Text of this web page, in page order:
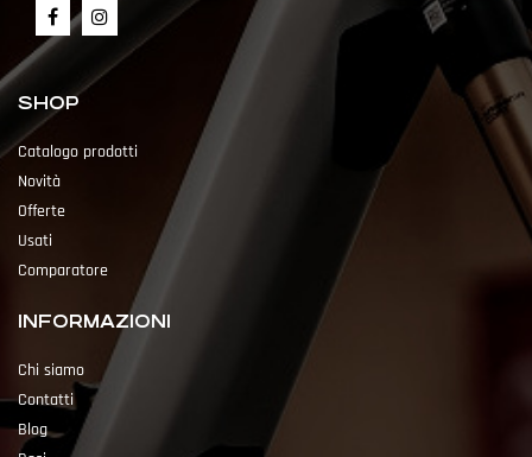
SHOP
Catalogo prodotti
Novità
Offerte
Usati
Comparatore
INFORMAZIONI
Chi siamo
Contatti
Blog